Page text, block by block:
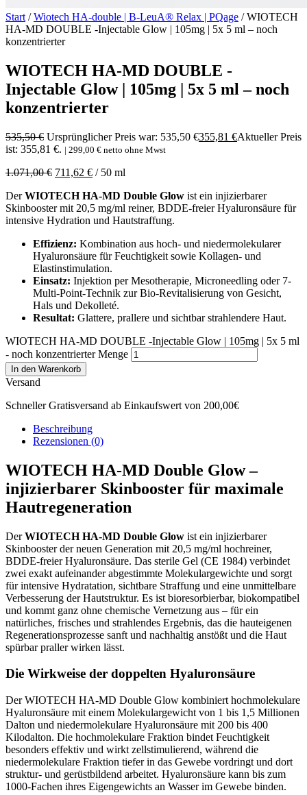
Start /Wiotech HA-double | B-LeuA® Relax | PQage / WIOTECH
HA-MD DOUBLE -Injectable Glow | 105mg | 5x 5 ml – noch
konzentrierter
WIOTECH HA-MD DOUBLE -
Injectable Glow | 105mg | 5x 5 ml – noch
konzentrierter
535,50€ Ursprünglicher Preis war: 535,50 €355,81 €Aktueller Preis
ist: 355,81 €. | 299,00 € netto ohne Mwst
1.071,00€ 711,62 € / 50 ml
DerWIOTECH HA-MD Double Glow ist ein injizierbarer
Skinbooster mit 20,5 mg/ml reiner, BDDE-freier Hyaluronsäure für
intensive Hydration und Hautstraffung.
Effizienz: Kombination aus hoch- und niedermolekularer
Hyaluronsäure für Feuchtigkeit sowie Kollagen- und
Elastinstimulation.
Einsatz: Injektion per Mesotherapie, Microneedling oder 7-
Multi-Point-Technik zur Bio-Revitalisierung von Gesicht,
Hals und Dekolleté.
Resultat: Glattere, prallere und sichtbar strahlendere Haut.
WIOTECH HA-MD DOUBLE -Injectable Glow | 105mg | 5x 5 ml
- noch konzentrierter Menge
In den Warenkorb
Versand
Schneller Gratisversand ab Einkaufswert von 200,00€
Beschreibung
Rezensionen (0)
WIOTECH HA-MD Double Glow –
injizierbarer Skinbooster für maximale
Hautregeneration
DerWIOTECH HA-MD Double Glow ist ein injizierbarer
Skinbooster der neuen Generation mit 20,5 mg/ml hochreiner,
BDDE-freier Hyaluronsäure. Das sterile Gel (CE 1984) verbindet
zwei exakt aufeinander abgestimmte Molekulargewichte und sorgt
für intensive Hydratation, sichtbare Straffung und eine unmittelbare
Verbesserung der Hautstruktur. Es ist bioresorbierbar, biokompatibel
und kommt ganz ohne chemische Vernetzung aus – für ein
natürliches, frisches und strahlendes Ergebnis, das die hauteigenen
Regenerationsprozesse sanft und nachhaltig anstößt und die Haut
spürbar praller wirken lässt.
Die Wirkweise der doppelten Hyaluronsäure
Der WIOTECH HA-MD Double Glow kombiniert hochmolekulare
Hyaluronsäure mit einem Molekulargewicht von 1 bis 1,5 Millionen
Dalton und niedermolekulare Hyaluronsäure mit 200 bis 400
Kilodalton. Die hochmolekulare Fraktion bindet Feuchtigkeit
besonders effektiv und wirkt zellstimulierend, während die
niedermolekulare Fraktion tiefer in das Gewebe vordringt und dort
struktur- und gerüstbildend arbeitet. Hyaluronsäure kann bis zum
1000-Fachen ihres Eigengewichts an Wasser im Gewebe binden.